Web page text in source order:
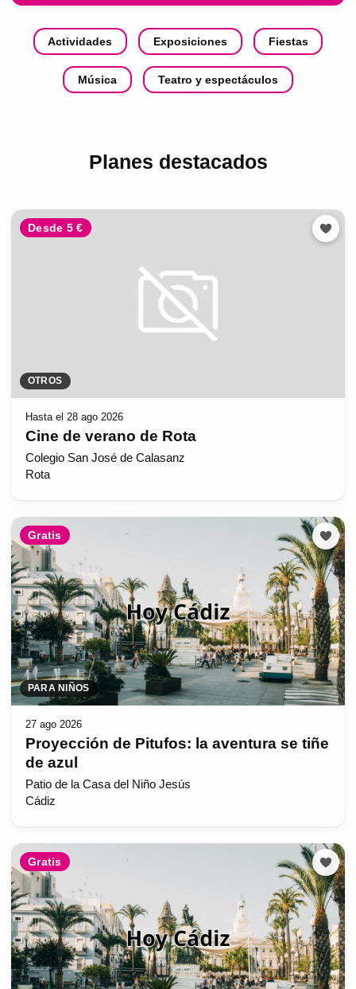
Actividades Exposiciones Fiestas
Música Teatro y espectáculos
Planes destacados
Desde 5 €
OTROS
Hasta el 28 ago 2026
Cine de verano de Rota
Colegio San José de Calasanz
Rota
Gratis
PARA NIÑOS
27 ago 2026
Proyección de Pitufos: la aventura se tiñe
de azul
Patio de la Casa del Niño Jesús
Cádiz
Gratis